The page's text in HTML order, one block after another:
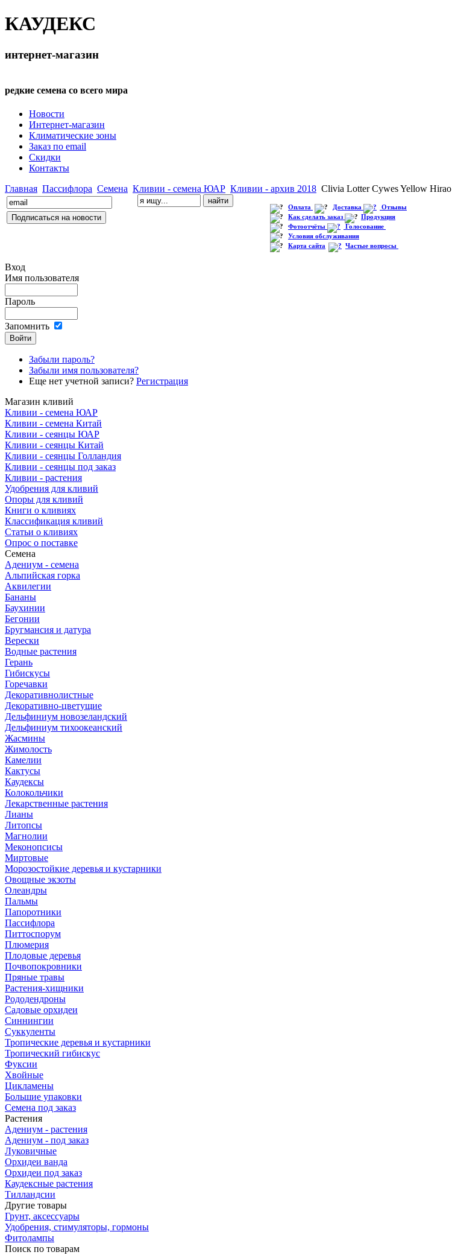
КАУДЕКС
интернет-магазин
редкие семена со всего мира
Новости
Интернет-магазин
Климатические зоны
Заказ по email
Скидки
Контакты
Главная Пассифлора Семена Кливии - семена ЮАР Кливии - архив 2018 Clivia Lotter Cywes Yellow Hirao
Оплата Доставка
Отзывы
Как сделать заказ
Продукция
Фотоотчёты
Голосование
Условия обслуживания
Карта сайта
Частые вопросы
Вход
Имя пользователя
Пароль
Запомнить
Забыли пароль?
Забыли имя пользователя?
Еще нет учетной записи? Регистрация
Магазин кливий
Кливии - семена ЮАР
Кливии - семена Китай
Кливии - сеянцы ЮАР
Кливии - сеянцы Китай
Кливии - сеянцы Голландия
Кливии - сеянцы под заказ
Кливии - растения
Удобрения для кливий
Опоры для кливий
Книги о кливиях
Классификация кливий
Статьи о кливиях
Опрос о поставке
Семена
Адениум - семена
Альпийская горка
Аквилегии
Бананы
Баухинии
Бегонии
Бругмансия и датура
Верески
Водные растения
Герань
Гибискусы
Горечавки
Декоративнолистные
Декоративно-цветущие
Дельфиниум новозеландский
Дельфиниум тихоокеанский
Жасмины
Жимолость
Камелии
Кактусы
Каудексы
Колокольчики
Лекарственные растения
Лианы
Литопсы
Магнолии
Меконопсисы
Миртовые
Морозостойкие деревья и кустарники
Овощные экзоты
Олеандры
Пальмы
Папоротники
Пассифлора
Питтоспорум
Плюмерия
Плодовые деревья
Почвопокровники
Пряные травы
Растения-хищники
Рододендроны
Садовые орхидеи
Синнингии
Суккуленты
Тропические деревья и кустарники
Тропический гибискус
Фуксии
Хвойные
Цикламены
Большие упаковки
Семена под заказ
Растения
Адениум - растения
Адениум - под заказ
Луковичные
Орхидеи ванда
Орхидеи под заказ
Каудексные растения
Тилландсии
Другие товары
Грунт, аксессуары
Удобрения, стимуляторы, гормоны
Фитолампы
Поиск по товарам